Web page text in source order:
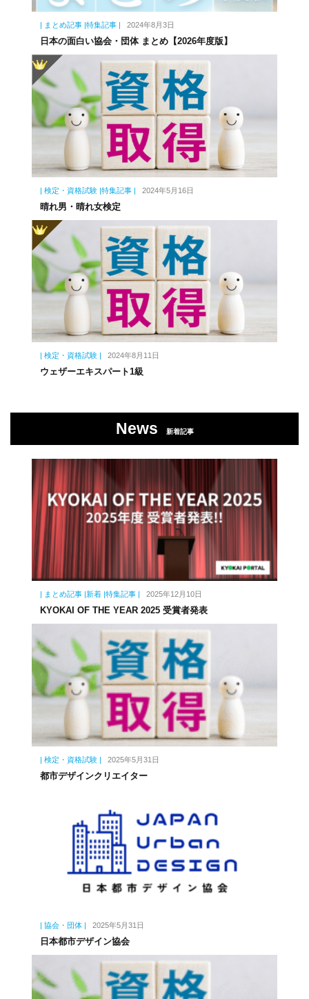
| まとめ記事 |特集記事 | 2024年8月3日
日本の面白い協会・団体 まとめ【2026年度版】
| 検定・資格試験 |特集記事 | 2024年5月16日
晴れ男・晴れ女検定
| 検定・資格試験 | 2024年8月11日
ウェザーエキスパート1級
News 新着記事
| まとめ記事 |新着 |特集記事 | 2025年12月10日
KYOKAI OF THE YEAR 2025 受賞者発表
| 検定・資格試験 | 2025年5月31日
都市デザインクリエイター
| 協会・団体 | 2025年5月31日
日本都市デザイン協会